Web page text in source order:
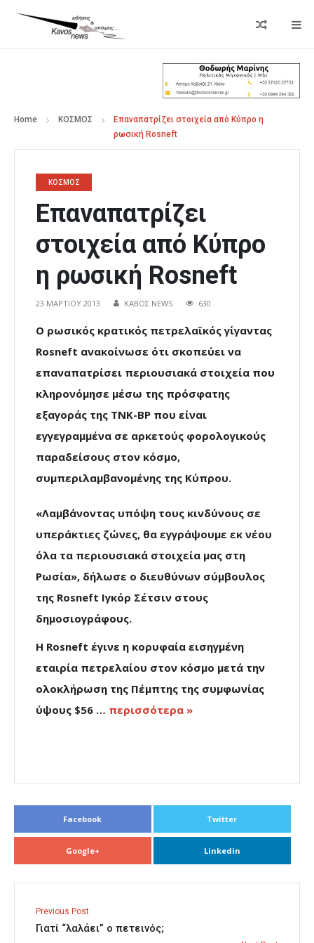
Home ΚΟΣΜΟΣ
Επαναπατρίζει στοιχεία από Κύπρο η
ρωσική Rosneft
ΚΟΣΜΟΣ
Επαναπατρίζει
στοιχεία από Κύπρο
η ρωσική Rosneft
23 ΜΑΡΤΊΟΥ 2013 ΚΑΒΟΣ NEWS 630
Ο ρωσικός κρατικός πετρελαϊκός γίγαντας
Rosneft ανακοίνωσε ότι σκοπεύει να
επαναπατρίσει περιουσιακά στοιχεία που
κληρονόμησε μέσω της πρόσφατης
εξαγοράς της TNK-BP που είναι
εγγεγραμμένα σε αρκετούς φορολογικούς
παραδείσους στον κόσμο,
συμπεριλαμβανομένης της Κύπρου.
«Λαμβάνοντας υπόψη τους κινδύνους σε
υπεράκτιες ζώνες, θα εγγράψουμε εκ νέου
όλα τα περιουσιακά στοιχεία μας στη
Ρωσία», δήλωσε ο διευθύνων σύμβουλος
της Rosneft Ιγκόρ Σέτσιν στους
δημοσιογράφους.
Η Rosneft έγινε η κορυφαία εισηγμένη
εταιρία πετρελαίου στον κόσμο μετά την
ολοκλήρωση της Πέμπτης της συμφωνίας
ύψους $56 … περισσότερα »
Facebook Twitter
Google+ Linkedin
Previous Post
Γιατί “λαλάει” ο πετεινός;